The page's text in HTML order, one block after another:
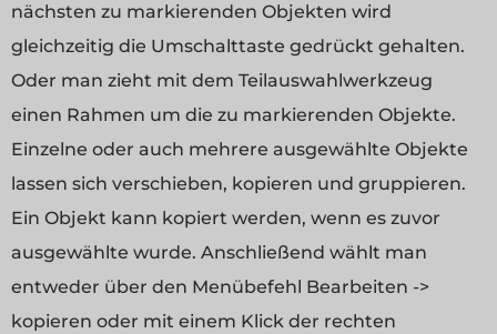
nächsten zu markierenden Objekten wird
gleichzeitig die Umschalttaste gedrückt gehalten.
Oder man zieht mit dem Teilauswahlwerkzeug
einen Rahmen um die zu markierenden Objekte.
Einzelne oder auch mehrere ausgewählte Objekte
lassen sich verschieben, kopieren und gruppieren.
Ein Objekt kann kopiert werden, wenn es zuvor
ausgewählte wurde. Anschließend wählt man
entweder über den Menübefehl Bearbeiten ->
kopieren oder mit einem Klick der rechten